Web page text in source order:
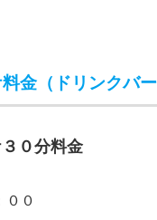
金（ドリンクバー
０分料金
００